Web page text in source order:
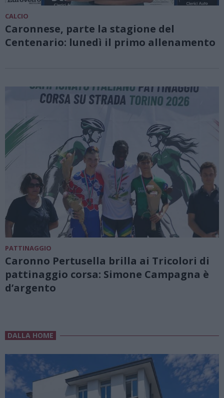
CALCIO
Caronnese, parte la stagione del
Centenario: lunedì il primo allenamento
PATTINAGGIO
Caronno Pertusella brilla ai Tricolori di
pattinaggio corsa: Simone Campagna è
d’argento
DALLA HOME